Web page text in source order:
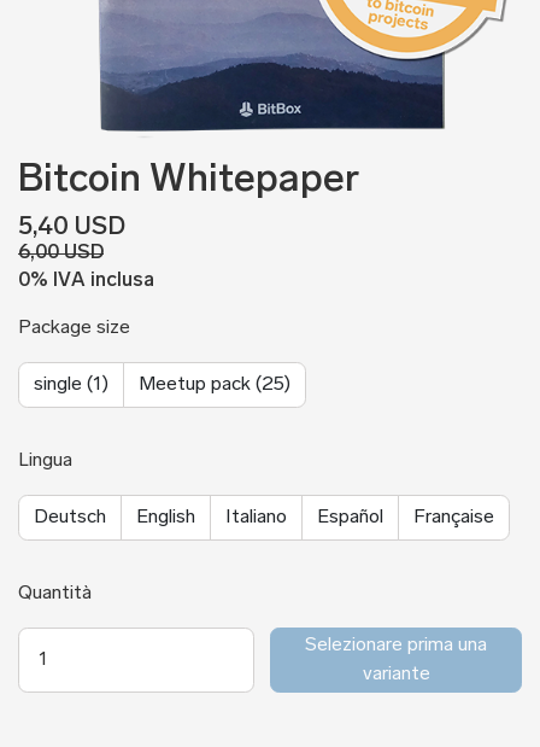
Bitcoin Whitepaper
5,40 USD
6,00 USD
0% IVA inclusa
Package size
single (1) Meetup pack (25)
Lingua
Deutsch English Italiano Español Française
Quantità
Selezionare prima una
variante